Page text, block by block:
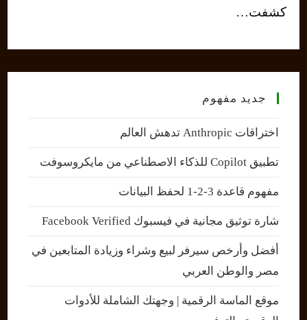
كشفت…
جديد مفهوم
اختراقات Anthropic تدهش العالم
تطبيق Copilot للذكاء الاصطناعي من مايكروسوفت
مفهوم قاعدة 3-2-1 لحفظ البيانات
شارة توثيق مجانية في فيسبوك Facebook Verified
أفضل وأرخص سيرفر لبيع وشراء وزيادة المتابعين في
مصر والوطن العربي
موقع الماسة الرقمية | وجهتك الشاملة للأدوات